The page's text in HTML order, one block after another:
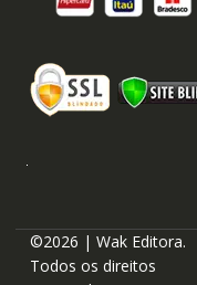
©2026 | Wak Editora.
Todos os direitos